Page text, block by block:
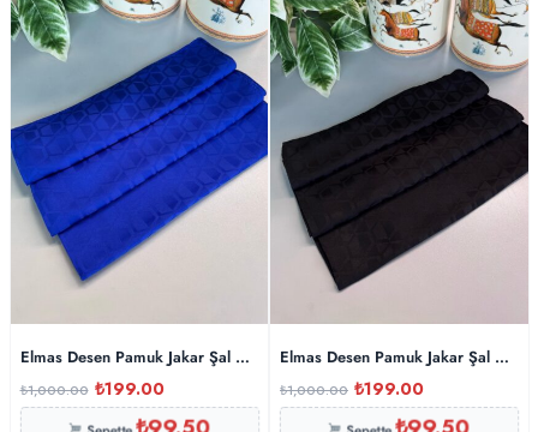
Elmas Desen Pamuk Jakar Şal – Saks
₺1,000.00 ₺199.00
Elmas Desen Pamuk Jakar Şal –
₺1,000.00 ₺199.00